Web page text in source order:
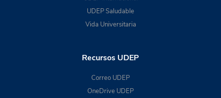
UDEP Saludable
Vida Universitaria
Recursos UDEP
Correo UDEP
OneDrive UDEP